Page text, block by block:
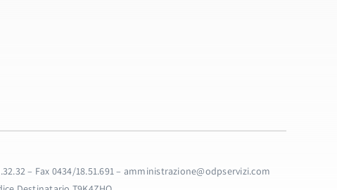
– Fax 0434/18.51.691 – amministrazione@odpservizi.com